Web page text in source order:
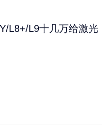
L8+/L9十几万给激光